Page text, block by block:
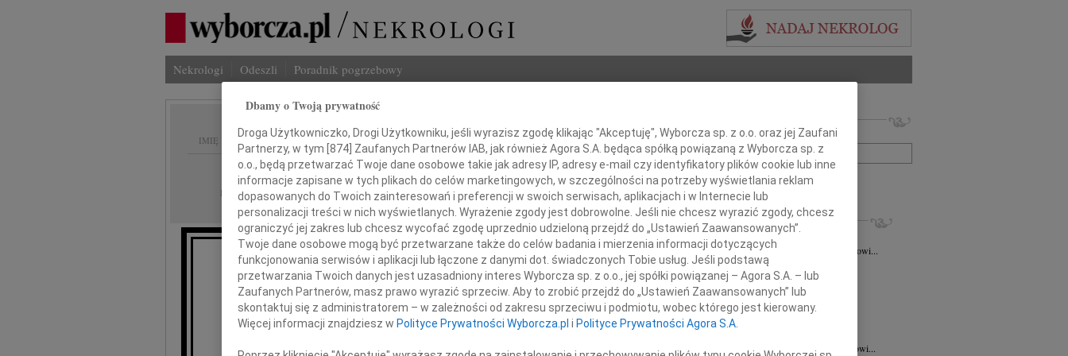
Nekrologi Odeszli Poradnik pogrzebowy
IMIĘ I NAZWISKO:
REGION: Lublin
DATA EMISJI: 30.03.2010
Drogiej Koleżance
Róży Tracz
Imię i nazwisko lub numer ogłoszenia:
+ szukanie zaawansowane
INNE NEKROLOGI
Ewa Staśkiewicz 03.08.2026
Panu Profesorowi Grzegorzowi Staśkiewiczowi...
03.08.2026Lublin
Panu dr hab. n. med. Grzegorzowi...
31.07.2026
Lublin
Wyrazy głębokiego współczucia dla dr...
31.07.2026
Naszemu Koledze dr hab. n. med. Grzegorzowi...
Dbamy o Twoją prywatność
Droga Użytkowniczko, Drogi Użytkowniku, jeśli wyrazisz zgodę klikając "Akceptuję", Wyborcza sp. z o.o. oraz jej Zaufani
Partnerzy, w tym [874] Zaufanych Partnerów IAB, jak również Agora S.A. będąca spółką powiązaną z Wyborcza sp. z
o.o., będą przetwarzać Twoje dane osobowe takie jak adresy IP, adresy e-mail czy identyfikatory plików cookie lub inne
informacje zapisane w tych plikach do celów marketingowych, w szczególności na potrzeby wyświetlania reklam
dopasowanych do Twoich zainteresowań i preferencji w swoich serwisach, aplikacjach i w Internecie lub
personalizacji treści w nich wyświetlanych. Wyrażenie zgody jest dobrowolne. Jeśli nie chcesz wyrazić zgody, chcesz
ograniczyć jej zakres lub chcesz wycofać zgodę uprzednio udzieloną przejdź do „Ustawień Zaawansowanych”.
Twoje dane osobowe mogą być przetwarzane także do celów badania i mierzenia informacji dotyczących
funkcjonowania serwisów i aplikacji lub łączone z danymi dot. świadczonych Tobie usług. Jeśli podstawą
przetwarzania Twoich danych jest uzasadniony interes Wyborcza sp. z o.o., jej spółki powiązanej – Agora S.A. – lub
Zaufanych Partnerów, masz prawo wyrazić sprzeciw. Aby to zrobić przejdź do „Ustawień Zaawansowanych” lub
skontaktuj się z administratorem – w zależności od zakresu sprzeciwu i podmiotu, wobec którego jest kierowany.
Więcej informacji znajdziesz w Polityce Prywatności Wyborcza.pl i Polityce Prywatności Agora S.A.